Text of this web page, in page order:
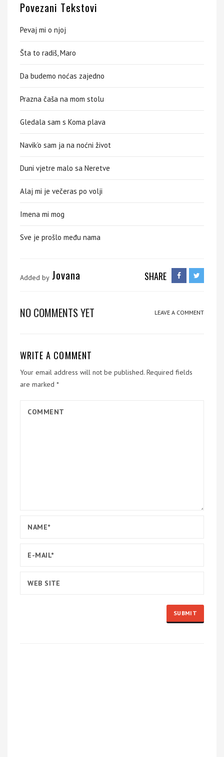
Povezani Tekstovi
Pevaj mi o njoj
Šta to radiš, Maro
Da budemo noćas zajedno
Prazna čaša na mom stolu
Gledala sam s Koma plava
Navik’o sam ja na noćni život
Duni vjetre malo sa Neretve
Alaj mi je večeras po volji
Imena mi mog
Sve je prošlo među nama
Added by Jovana SHARE
NO COMMENTS YET LEAVE A COMMENT
WRITE A COMMENT
Your email address will not be published. Required fields
are marked *